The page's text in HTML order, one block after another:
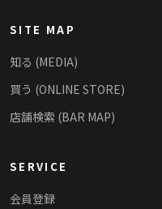
SITE MAP
知る (MEDIA)
買う (ONLINE STORE)
店舗検索 (BAR MAP)
SERVICE
会員登録